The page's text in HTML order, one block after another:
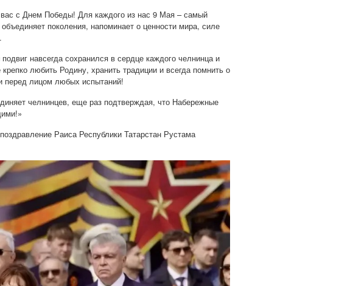
с Днем Победы! Для каждого из нас 9 Мая – самый
поколения, напоминает о ценности мира, силе
навсегда сохранился в сердце каждого челнинца и
любить Родину, хранить традиции и всегда помнить о
перед лицом любых испытаний!
челнинцев, еще раз подтверждая, что Набережные
»
Раиса Республики Татарстан Рустама